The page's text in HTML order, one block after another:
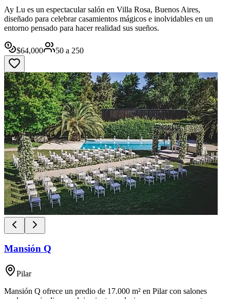
Ay Lu es un espectacular salón en Villa Rosa, Buenos Aires,
diseñado para celebrar casamientos mágicos e inolvidables en un
entorno pensado para hacer realidad sus sueños.
$64,000 50 a 250
Mansión Q
Pilar
Mansión Q ofrece un predio de 17.000 m² en Pilar con salones